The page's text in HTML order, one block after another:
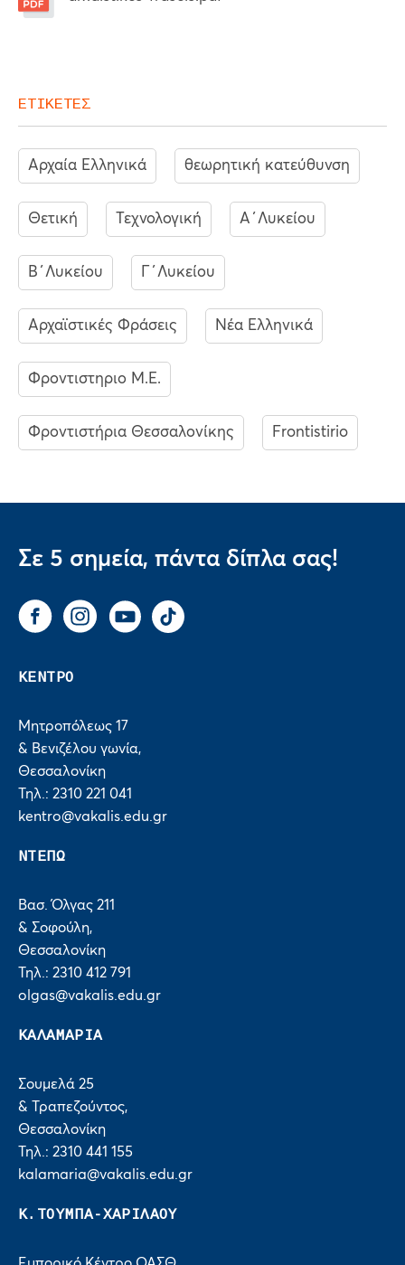
ΕΤΙΚΕΤΕΣ
Αρχαία Ελληνικά θεωρητική κατεύθυνση
Θετική Τεχνολογική Α΄Λυκείου
Β΄Λυκείου Γ΄Λυκείου
Αρχαϊστικές Φράσεις Νέα Ελληνικά
Φροντιστηριο Μ.Ε.
Φροντιστήρια Θεσσαλονίκης Frontistirio
Σε 5 σημεία, πάντα δίπλα σας!
FacebookInstagram
You Tube Tik Tok
ΚΕΝΤΡΟ
Μητροπόλεως 17
& Βενιζέλου γωνία,
Θεσσαλονίκη
Τηλ.: 2310 221 041
kentro@vakalis.edu.gr
ΝΤΕΠΩ
Βασ. Όλγας 211
& Σοφούλη,
Θεσσαλονίκη
Τηλ.: 2310 412 791
olgas@vakalis.edu.gr
ΚΑΛΑΜΑΡΙΑ
Σουμελά 25
& Τραπεζούντος,
Θεσσαλονίκη
Τηλ.: 2310 441 155
kalamaria@vakalis.edu.gr
Κ.ΤΟΥΜΠΑ-ΧΑΡΙΛΑΟΥ